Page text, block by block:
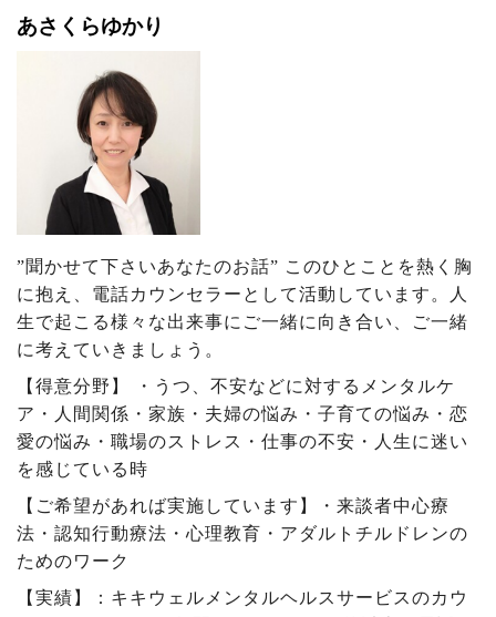
あさくらゆかり
”聞かせて下さいあなたのお話” このひとことを熱く胸
に抱え、電話カウンセラーとして活動しています。人
生で起こる様々な出来事にご一緒に向き合い、ご一緒
に考えていきましょう。
【得意分野】 ・うつ、不安などに対するメンタルケ
ア・人間関係・家族・夫婦の悩み・子育ての悩み・恋
愛の悩み・職場のストレス・仕事の不安・人生に迷い
を感じている時
【ご希望があれば実施しています】・来談者中心療
法・認知行動療法・心理教育・アダルトチルドレンの
ためのワーク
【実績】：キキウェルメンタルヘルスサービスのカウ